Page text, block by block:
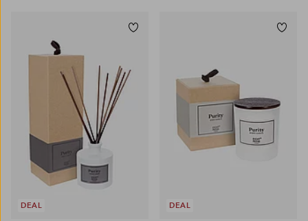
DEAL
Lägg till i favoriter
DEAL